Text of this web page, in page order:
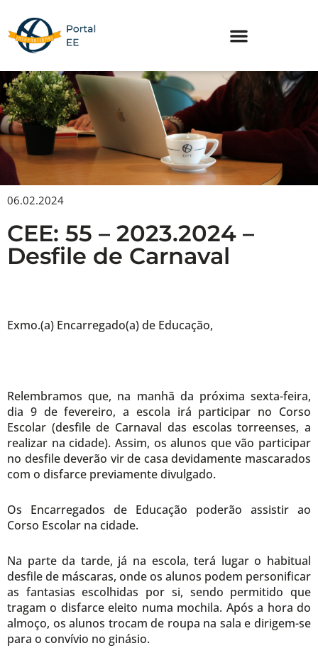
content
06.02.2024
CEE: 55 – 2023.2024 –
Desfile de Carnaval
Exmo.(a) Encarregado(a) de Educação,
Relembramos que, na manhã da próxima sexta-feira,
dia 9 de fevereiro, a escola irá participar no Corso
Escolar (desfile de Carnaval das escolas torreenses, a
realizar na cidade). Assim, os alunos que vão participar
no desfile deverão vir de casa devidamente mascarados
com o disfarce previamente divulgado.
Os Encarregados de Educação poderão assistir ao
Corso Escolar na cidade.
Na parte da tarde, já na escola, terá lugar o habitual
desfile de máscaras, onde os alunos podem personificar
as fantasias escolhidas por si, sendo permitido que
tragam o disfarce eleito numa mochila. Após a hora do
almoço, os alunos trocam de roupa na sala e dirigem-se
para o convívio no ginásio.